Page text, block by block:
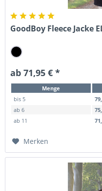
GoodBoy Fleece Jacke
ab 71,95 € *
Menge
bis 5
ab 6
ab 11
Merken